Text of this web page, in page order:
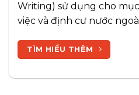
Writing) sử dụng cho
việc và định cư nước
TÌM HIỂU THÊM